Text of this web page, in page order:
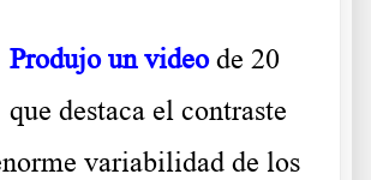
Produjo un videode 20
destaca el contraste
variabilidad de los